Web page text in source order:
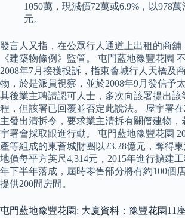
1050萬，現減價72萬或6.9%，以978
元。
發言人又指，在公眾行人通道上出租的商舖
《建築物條例》監管。 屯門藍地豫豐花園
2008年7月接獲投訴，指東薈城行人天橋及
物，於是派員視察，並於2008年9月發信予
其後業主聘請認可人士，多次向該署提出該
程，但該署已回覆並否定此說法。 屋宇署在
主發出清拆令，要求業主清拆有關僭建物，
宇署會採取跟進行動。 屯門藍地豫豐花園
產等組成的東薈城財團以23.28億元，奪得
地價每平方英尺4,314元，2015年進行擴建
年下半年落成，屆時零售部分將有約100個
提供200間房間。
屯門藍地豫豐花園: 大廈資料：豫豐花園11座